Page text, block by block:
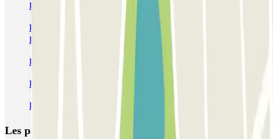
Parking Terminal 2 Aéroport Nice-Côte d'Azur | Parclick
Parking Promenade des Anglais : Réservez votre place avec
Parclick
Parkings à Nice et Cannes pour le Marathon Nice-Cannes
Parkings au musée Masséna
Parking Palais de la Méditerranée Nice : Réservez avec Parclick
Les parkings les plus réservés